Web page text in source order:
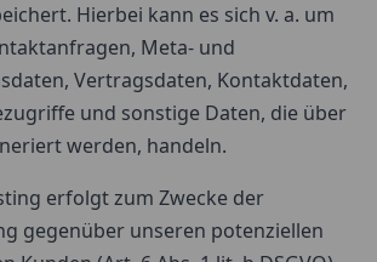
Hierbei kann es sich v. a. um
Meta- und
Vertragsdaten, Kontaktdaten,
und sonstige Daten, die über
werden, handeln.
erfolgt zum Zwecke der
gegenüber unseren potenziellen